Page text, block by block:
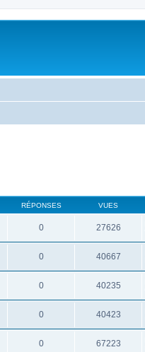
RÉPONSES VUES
0 27626
0 40667
0 40235
0 40423
0 67223